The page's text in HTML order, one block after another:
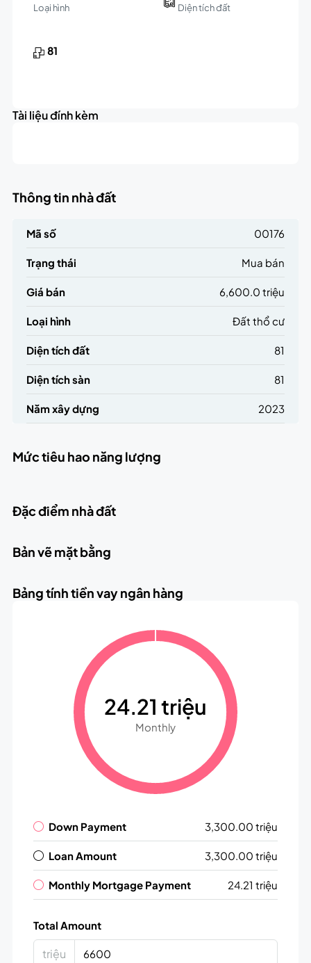
Loại hình Diện tích đất
81
Tài liệu đính kèm
Thông tin nhà đất
Mã số 00176
Trạng thái Mua bán
Giá bán 6,600.0 triệu
Loại hình Đất thổ cư
Diện tích đất 81
Diện tích sàn 81
Năm xây dựng 2023
Mức tiêu hao năng lượng
Đặc điểm nhà đất
Bản vẽ mặt bằng
Bảng tính tiền vay ngân hàng
24.21 triệu
Monthly
Down Payment 3,300.00 triệu
Loan Amount 3,300.00 triệu
Monthly Mortgage Payment 24.21 triệu
Total Amount
triệu